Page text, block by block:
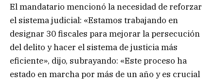
El mandatario mencionó la necesidad de reforzar
el sistema judicial: «Estamos trabajando en
designar 30 fiscales para mejorar la persecución
del delito y hacer el sistema de justicia más
eficiente», dijo, subrayando: «Este proceso ha
estado en marcha por más de un año y es crucial